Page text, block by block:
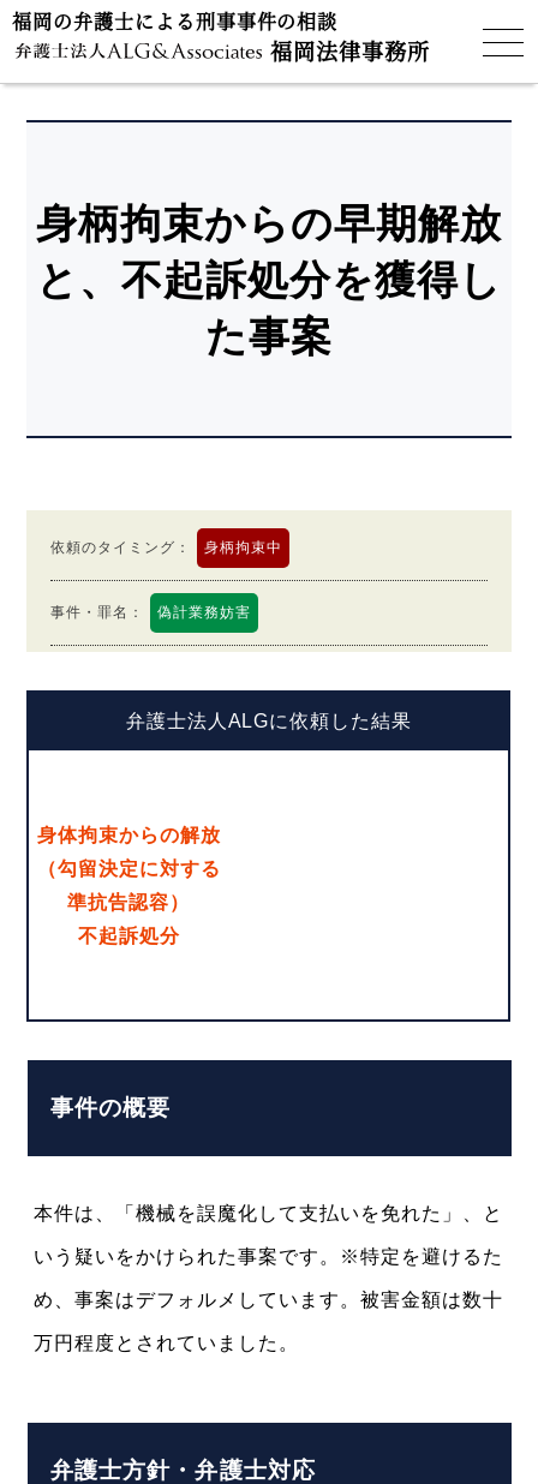
福岡の弁護士による刑事事件の相談
福岡法律事務所
身柄拘束からの早期解放
と、不起訴処分を獲得し
た事案
依頼のタイミング ： 身柄拘束中
事件・罪名 ： 偽計業務妨害
弁護士法人ALGに依頼した結果
身体拘束からの解放
（勾留決定に対する
準抗告認容）
不起訴処分
事件の概要
本件は、「機械を誤魔化して支払いを免れた」、と
いう疑いをかけられた事案です。※特定を避けるた
め、事案はデフォルメしています。被害金額は数十
万円程度とされていました。
弁護士方針・弁護士対応